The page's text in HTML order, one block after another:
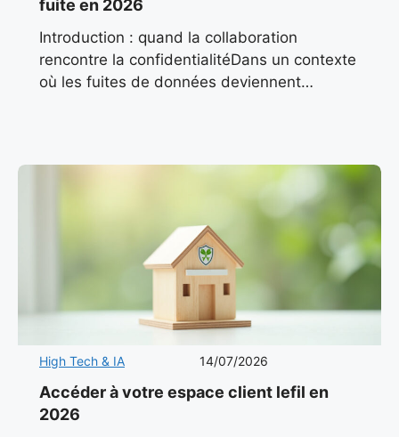
fuite en 2026
Introduction : quand la collaboration
rencontre la confidentialitéDans un contexte
où les fuites de données deviennent
High Tech & IA 14/07/2026
Accéder à votre espace client lefil en
2026